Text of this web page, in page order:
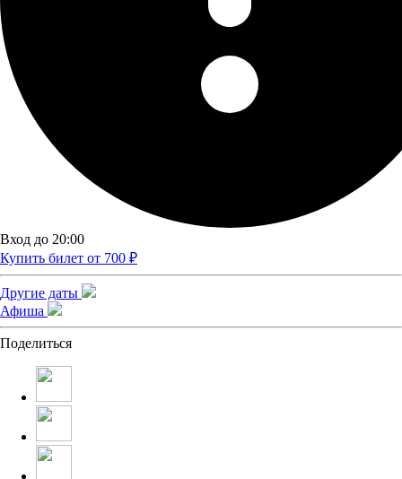
Вход до 20:00
Купить билет от 700 ₽
Другие даты
Афиша
Поделиться